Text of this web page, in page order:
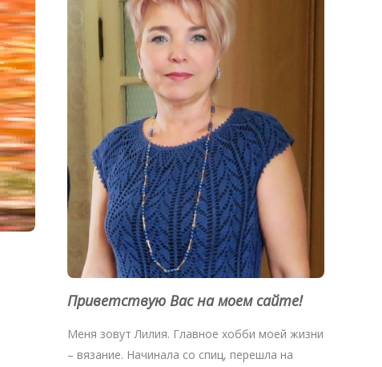
Приветствую Вас на моем сайте!
Меня зовут Лилия. Главное хобби моей жизни
– вязание. Начинала со спиц, перешла на